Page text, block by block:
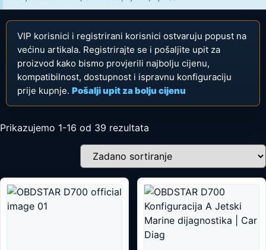
VIP korisnici i registrirani korisnici ostvaruju popust na
većinu artikala. Registrirajte se i pošaljite upit za
proizvod kako bismo provjerili najbolju cijenu,
kompatibilnost, dostupnost i ispravnu konfiguraciju
prije kupnje. Pošalji upit za bolju cijenu
Prikazujemo 1-16 od 39 rezultata